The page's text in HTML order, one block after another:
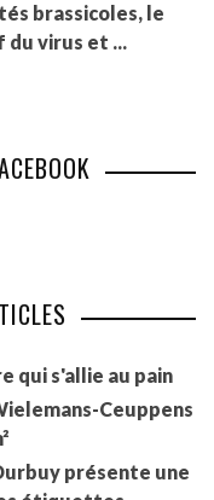
brassicoles, le
virus et ...
qui s'allie au pain
Ceuppens
présente une